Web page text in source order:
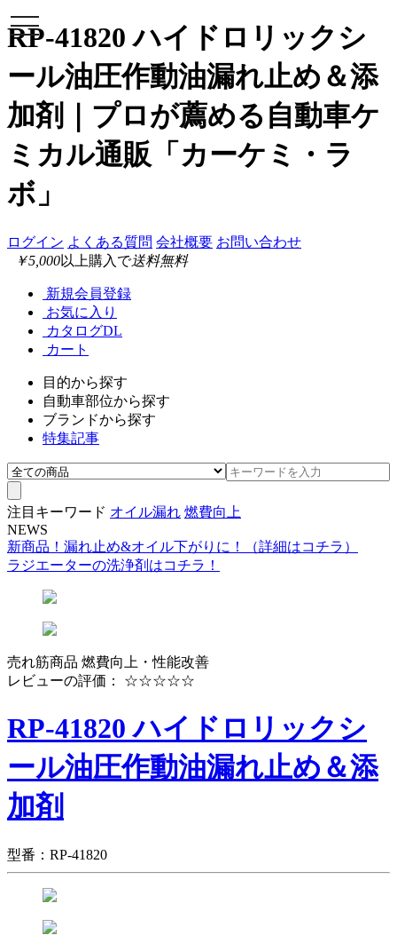
RP-41820 ハイドロリックシ
ール油圧作動油漏れ止め＆添
加剤｜プロが薦める自動車ケ
ミカル通販「カーケミ・ラ
ボ」
ログイン よくある質問 会社概要 お問い合わせ
￥5,000以上購入で送料無料
新規会員登録
お気に入り
カタログDL
カート
目的から探す
自動車部位から探す
ブランドから探す
特集記事
注目キーワード オイル漏れ 燃費向上
NEWS
新商品！漏れ止め&オイル下がりに！（詳細はコチラ）
ラジエーターの洗浄剤はコチラ！
売れ筋商品 燃費向上・性能改善
レビューの評価： ☆☆☆☆☆
RP-41820 ハイドロリックシ
ール油圧作動油漏れ止め＆添
加剤
型番：RP-41820
toggle
navigation